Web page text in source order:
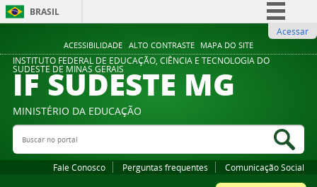
ACESSIBILIDADE ALTO CONTRASTE MAPA DO SITE
BRASIL
Comunica BR
Participe
Legislação
Acessar
INSTITUTO FEDERAL DE EDUCAÇÃO, CIÊNCIA E TECNOLOGIA DO
SUDESTE DE MINAS GERAIS
IF SUDESTE MG
MINISTÉRIO DA EDUCAÇÃO
Buscar no portal
Fale Conosco Perguntas frequentes Comunicação Social